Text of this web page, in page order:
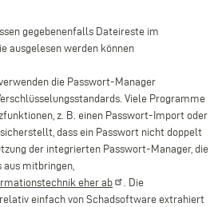
gegebenenfalls Dateireste im
ausgelesen werden können
die Passwort-Manager
Viele Programme
z. B. einen Passwort-Import oder
dass ein Passwort nicht doppelt
der integrierten Passwort-Manager, die
aus mitbringen,
eherab
. Die
einfach von Schadsoftware extrahiert